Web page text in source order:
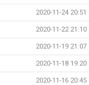
2020-11-24 20:51
2020-11-22 21:10
2020-11-19 21:07
2020-11-18 19:20
2020-11-16 20:45